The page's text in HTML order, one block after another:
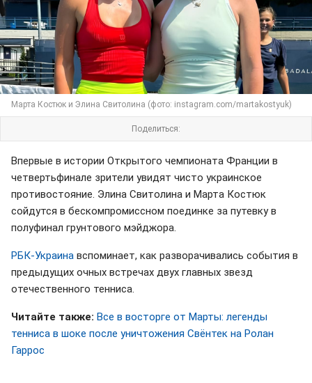
Марта Костюк и Элина Свитолина (фото: instagram.com/martakostyuk)
Поделиться:
Впервые в истории Открытого чемпионата Франции в
четвертьфинале зрители увидят чисто украинское
противостояние. Элина Свитолина и Марта Костюк
сойдутся в бескомпромиссном поединке за путевку в
полуфинал грунтового мэйджора.
РБК-Украина вспоминает, как разворачивались события в
предыдущих очных встречах двух главных звезд
отечественного тенниса.
Читайте также: Все в восторге от Марты: легенды
тенниса в шоке после уничтожения Свёнтек на Ролан
Гаррос